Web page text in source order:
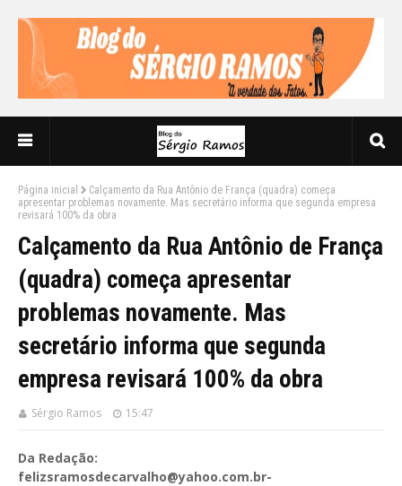
Página inicial
Calçamento da Rua Antônio de França (quadra) começa
apresentar problemas novamente. Mas secretário informa que segunda empresa
revisará 100% da obra
Calçamento da Rua Antônio de França
(quadra) começa apresentar
problemas novamente. Mas
secretário informa que segunda
empresa revisará 100% da obra
Sérgio Ramos 15:47
Da Redação:
felizsramosdecarvalho@yahoo.com.br-